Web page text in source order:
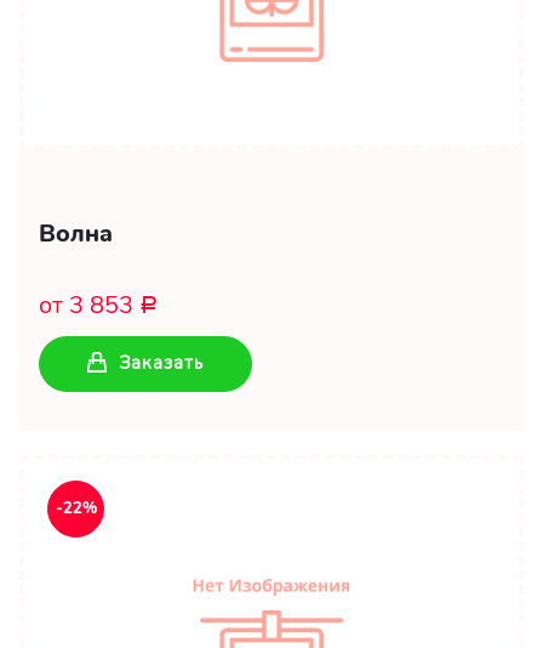
Волна
от 3 853 Р
Заказать
-22%